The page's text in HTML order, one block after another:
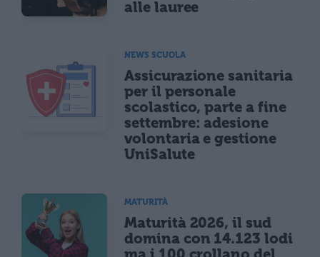
alle lauree
NEWS SCUOLA
Assicurazione sanitaria
per il personale
scolastico, parte a fine
settembre: adesione
volontaria e gestione
UniSalute
MATURITÀ
Maturità 2026, il sud
domina con 14.123 lodi